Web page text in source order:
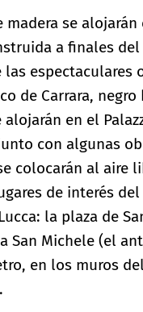
madera se alojarán
a finales del
las espectaculares
de Carrara, negro
alojarán en el
con algunas
colocarán al aire
de interés
la plaza de
San Michele (el
en los muros